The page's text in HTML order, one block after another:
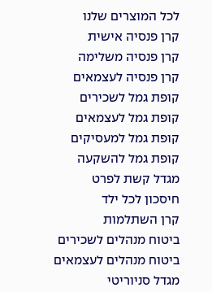
לכל המוצרים שלנו
קרן פנסיה אישית
קרן פנסיה משלימה
קרן פנסיה לעצמאים
קופת גמל לשכירים
קופת גמל לעצמאים
קופת גמל למעסיקים
קופת גמל להשקעה
מגדל קשת לפרט
חיסכון לכל ילד
קרן השתלמות
ביטוח מנהלים לשכירים
ביטוח מנהלים לעצמאים
מגדל סניוריטי